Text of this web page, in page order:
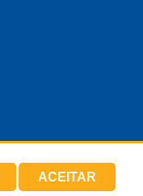
ACEITAR